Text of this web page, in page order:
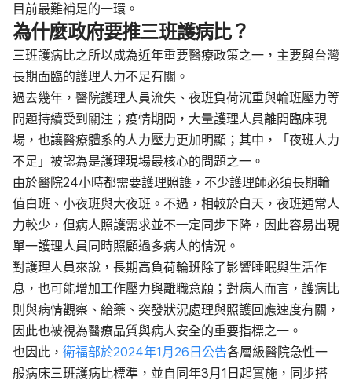
目前最難補足的一環。
為什麼政府要推三班護病比？
三班護病比之所以成為近年重要醫療政策之一，主要與台灣
長期面臨的護理人力不足有關。
過去幾年，醫院護理人員流失、夜班負荷沉重與輪班壓力等
問題持續受到關注；疫情期間，大量護理人員離開臨床現
場，也讓醫療體系的人力壓力更加明顯；其中，「夜班人力
不足」被認為是護理現場最核心的問題之一。
由於醫院24小時都需要護理照護，不少護理師必須長期輪
值白班、小夜班與大夜班。不過，相較於白天，夜班通常人
力較少，但病人照護需求並不一定同步下降，因此容易出現
單一護理人員同時照顧過多病人的情況。
對護理人員來說，長期高負荷輪班除了影響睡眠與生活作
息，也可能增加工作壓力與離職意願；對病人而言，護病比
則與病情觀察、給藥、突發狀況處理與照護回應速度有關，
因此也被視為醫療品質與病人安全的重要指標之一。
也因此， 衛福部於2024年1月26日公告各層級醫院急性一
般病床三班護病比標準，並自同年3月1日起實施，同步搭